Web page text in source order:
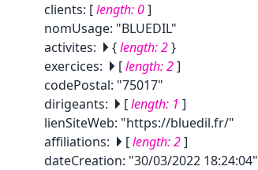
clients: [length: 0]
nomUsage: "BLUEDIL"
activites: {length:2}
exercices: [length:2]
codePostal: "75017"
dirigeants: [length: 1 ]
lienSiteWeb: "https://bluedil.fr/"
affiliations: [length:2]
dateCreation: "30/03/2022 18:24:04"